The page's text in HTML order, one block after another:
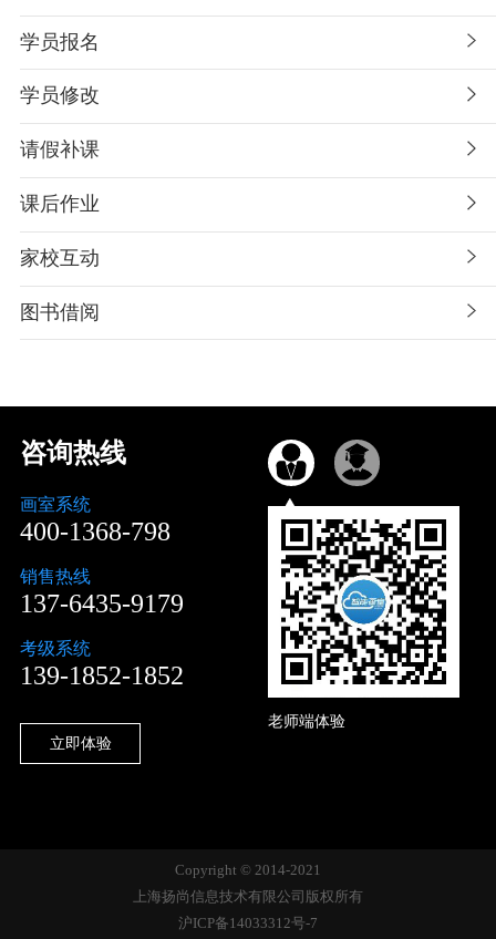
学员报名
学员修改
请假补课
课后作业
家校互动
图书借阅
咨询热线
画室系统
400-1368-798
销售热线
137-6435-9179
考级系统
139-1852-1852
立即体验
老师端体验
Copyright © 2014-2021
上海扬尚信息技术有限公司版权所有
沪ICP备14033312号-7